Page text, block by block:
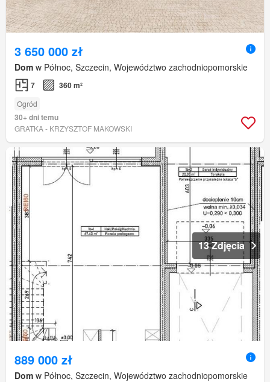
3 650 000 zł
Dom w Północ, Szczecin, Województwo zachodniopomorskie
7 360 m²
Ogród
30+ dni temu
GRATKA - KRZYSZTOF MAKOWSKI
13 Zdjęcia
889 000 zł
Dom w Północ, Szczecin, Województwo zachodniopomorskie